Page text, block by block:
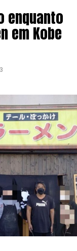
enquanto
em Kobe